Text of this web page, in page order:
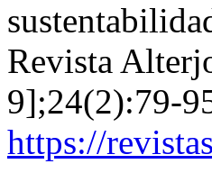
Revista
9];24(2):79-
https://